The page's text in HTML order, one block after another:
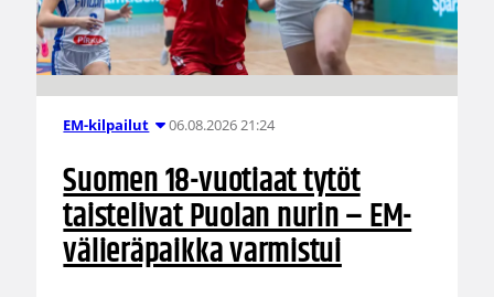
EM-kilpailut 06.08.2026 21:24
Suomen 18-vuotiaat tytöt
taistelivat Puolan nurin – EM-
välieräpaikka varmistui